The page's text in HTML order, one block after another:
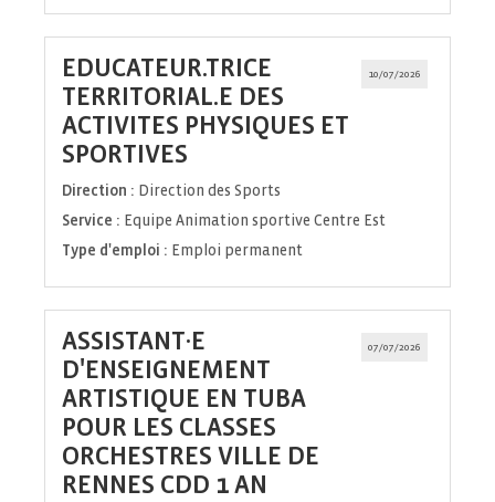
10/07/2026
EDUCATEUR.TRICE
TERRITORIAL.E DES
ACTIVITES PHYSIQUES ET
SPORTIVES
fenêtre)
Direction : Direction des Sports
Service : Equipe Animation sportive Centre Est
Type d'emploi : Emploi permanent
07/07/2026
ASSISTANT·E
D'ENSEIGNEMENT
ARTISTIQUE EN TUBA
POUR LES CLASSES
ORCHESTRES VILLE DE
RENNES CDD 1 AN